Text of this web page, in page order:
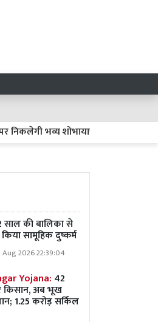
शोभायात्रा, शुरू होगी अग्रवाल
साल की बालिका से
सामूहिक दुष्कर्म
Aug 2026 22:39:04
Yojana: 42
किसान, अब भूख
1.25 करोड़ सर्किल